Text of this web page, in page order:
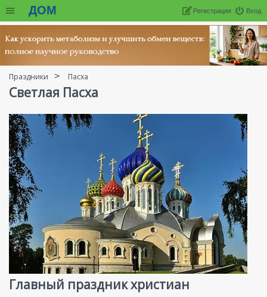
ДОМ Вход
Регистрация
Праздники Пасха
Светлая Пасха
Главный праздник христиан